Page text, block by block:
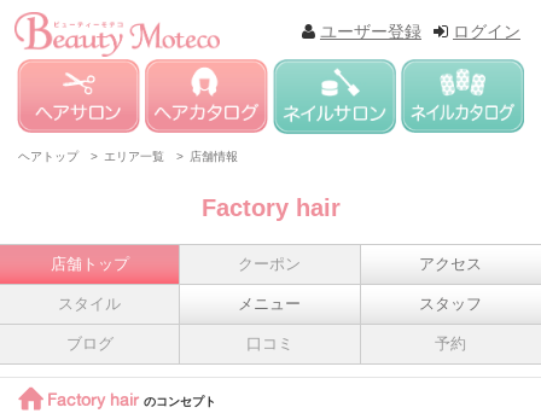
ログイン
ユーザー登録
ヘアトップ > エリア一覧 > 店舗情報
Factory hair
店舗トップ クーポン アクセス
スタイル メニュー スタッフ
ブログ 口コミ 予約
Factory hair のコンセプト